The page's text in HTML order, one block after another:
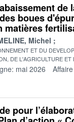
de
boues
matières
Michel
ET DU
DE L'AGRICULTURE
mai 2026
pour